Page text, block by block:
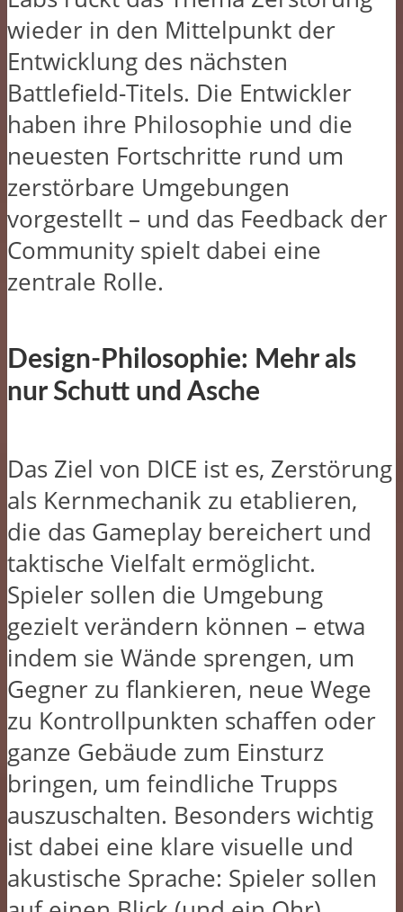
wieder in den Mittelpunkt der
Entwicklung des nächsten
Battlefield-Titels. Die Entwickler
haben ihre Philosophie und die
neuesten Fortschritte rund um
zerstörbare Umgebungen
vorgestellt – und das Feedback der
Community spielt dabei eine
zentrale Rolle.
Design-Philosophie: Mehr als
nur Schutt und Asche
Das Ziel von DICE ist es, Zerstörung
als Kernmechanik zu etablieren,
die das Gameplay bereichert und
taktische Vielfalt ermöglicht.
Spieler sollen die Umgebung
gezielt verändern können – etwa
indem sie Wände sprengen, um
Gegner zu flankieren, neue Wege
zu Kontrollpunkten schaffen oder
ganze Gebäude zum Einsturz
bringen, um feindliche Trupps
auszuschalten. Besonders wichtig
ist dabei eine klare visuelle und
akustische Sprache: Spieler sollen